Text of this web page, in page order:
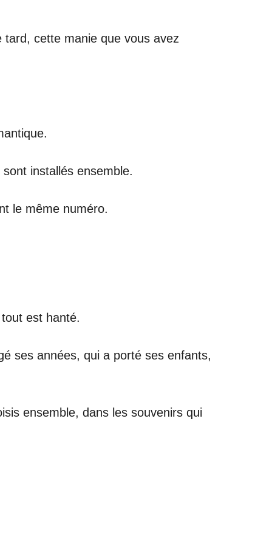
cette manie que vous avez
installés ensemble.
le même numéro.
est hanté.
ses années, qui a porté ses enfants,
ensemble, dans les souvenirs qui